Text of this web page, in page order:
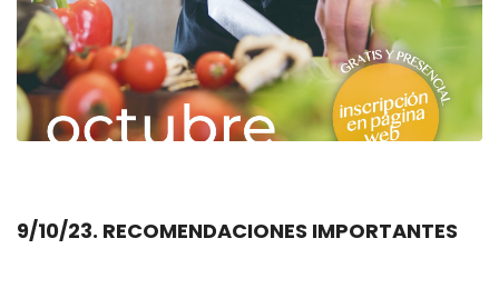
9/10/23. RECOMENDACIONES IMPORTANTES